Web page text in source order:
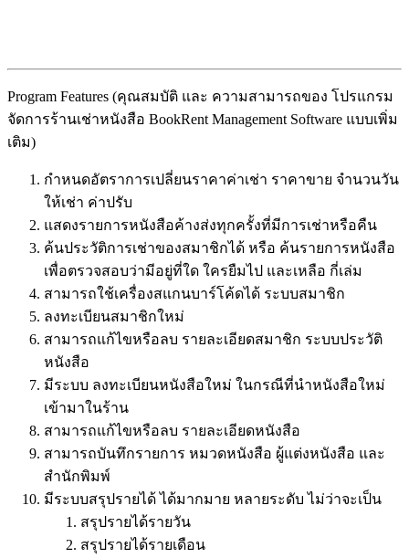
Program Features (คุณสมบัติ และ ความสามารถของ โปรแกรม
จัดการร้านเช่าหนังสือ BookRent Management Software แบบเพิ่ม
เติม)
กำหนดอัตราการเปลี่ยนราคาค่าเช่า ราคาขาย จำนวนวัน
ให้เช่า ค่าปรับ
แสดงรายการหนังสือค้างส่งทุกครั้งที่มีการเช่าหรือคืน
ค้นประวัติการเช่าของสมาชิกได้ หรือ ค้นรายการหนังสือ
เพื่อตรวจสอบว่ามีอยู่ที่ใด ใครยืมไป และเหลือ กี่เล่ม
สามารถใช้เครื่องสแกนบาร์โค้ดได้ ระบบสมาชิก
ลงทะเบียนสมาชิกใหม่
สามารถแก้ไขหรือลบ รายละเอียดสมาชิก ระบบประวัติ
หนังสือ
มีระบบ ลงทะเบียนหนังสือใหม่ ในกรณีที่นำหนังสือใหม่
เข้ามาในร้าน
สามารถแก้ไขหรือลบ รายละเอียดหนังสือ
สามารถบันทึกรายการ หมวดหนังสือ ผู้แต่งหนังสือ และ
สำนักพิมพ์
มีระบบสรุปรายได้ ได้มากมาย หลายระดับ ไม่ว่าจะเป็น
สรุปรายได้รายวัน
สรุปรายได้รายเดือน